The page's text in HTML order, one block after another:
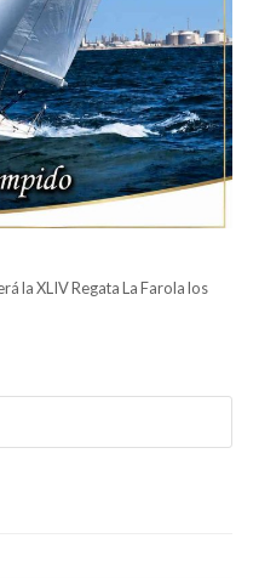
la XLIV Regata La Farola los